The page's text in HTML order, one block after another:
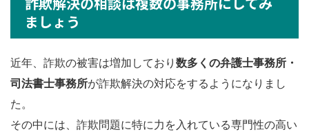
ましょう
近年、詐欺の被害は増加しており 数多くの弁護士事務所・
司法書士事務所が詐欺解決の対応をするようになりまし
た。
その中には、詐欺問題に特に力を入れている専門性の高い